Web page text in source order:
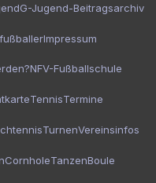
G-Jugend-Beitragsarchiv
Impressum
NFV-Fußballschule
TennisTermine
TurnenVereinsinfos
CornholeTanzenBoule